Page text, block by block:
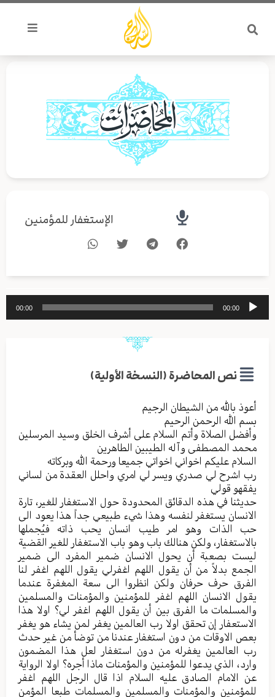
تخطي
المحتوى
الإستغفار للمؤمنين
مشغل
الصوت
00:00
00:00
نص المحاضرة (النسخة الأولية)
أعوذ بالله من الشیطان الرجیم
بسم الله الرحمن الرحیم
وأفضل الصلاة وأتم السلام علی أشرف الخلق وسید المرسلین
محمد المصطفی وآله الطیبین الطاهرین
السلام علیکم اخواني اخواتي جمیعا ورحمة الله وبرکاته
رب اشرح لي صدري ويسر لي امري واحلل العقدة من لساني
یفقهو قولي
حدیثنا في هذه الدقائق المحدودة حول الاستغفار للغیر، تارة
الانسان یستغفر لنفسه وهذا شيء طبيعي جداً هذا یعود الی
حب الذات وهو امر طیب انسان یحب ذاته فیُجملها
بالاستغفار، ولکن هنالك باب وهو باب الاستغفار للغیر القضیة
لیست بصعبة أن یحول الانسان ضمیر المفرد الی ضمیر
الجمع بدلاً من أن یقول اللهم اغفرلي یقول اللهم اغفر لنا
الفرق حرف حرفان ولکن انظروا الی سعة المغفرة عندما
یقول الانسان اللهم اغفر للمؤمنین والمؤمنات والمسلمین
والمسلمات ما الفرق بین أن یقول اللهم اغفر لي؟ اولا هذا
الاستعفار إن تحقق اولا رب العالمین یغفر لمن یشاء هو یغفر
بعص الاوقات من دون استغفار عندنا من توضأ من غیر حدث
رب العالمین یغفرله من دون استغفار لعل هذا المضمون
وارد، الذي یدعوا للمؤمنین والمؤمنات ماذا أجره؟ اولا الروایة
عن الامام الصادق علیه السلام اذا قال الرجل اللهم اغفر
للمؤمنین والمؤمنات والمسلمین والمسلمات طبعا المؤمن